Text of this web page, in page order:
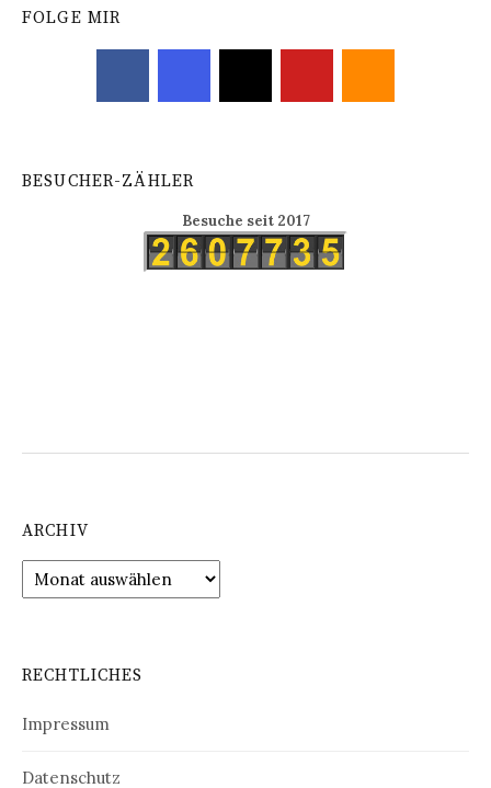
FOLGE MIR
BESUCHER-ZÄHLER
Besuche seit 2017
ARCHIV
Archiv
RECHTLICHES
Impressum
Datenschutz